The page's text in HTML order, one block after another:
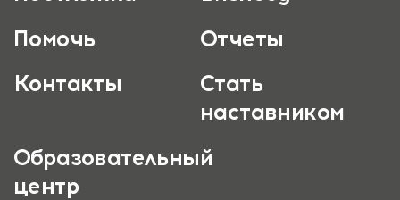
Помочь
Отчеты
Контакты
Стать
наставником
Образовательный
центр